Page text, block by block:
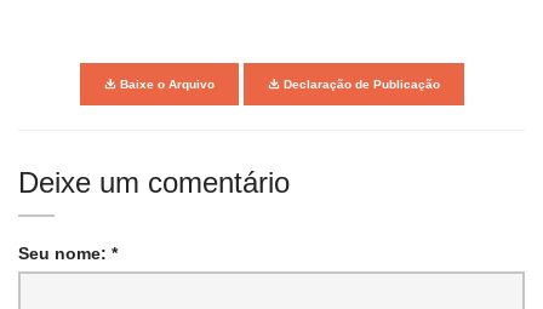
Baixe o Arquivo Declaração de Publicação
Deixe um comentário
Seu nome: *